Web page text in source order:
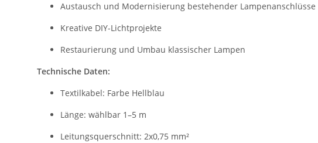
Austausch und Modernisierung bestehender Lampenanschlüsse
Kreative DIY-Lichtprojekte
Restaurierung und Umbau klassischer Lampen
Technische Daten:
Textilkabel: Farbe Hellblau
Länge: wählbar 1–5 m
Leitungsquerschnitt: 2x0,75 mm²